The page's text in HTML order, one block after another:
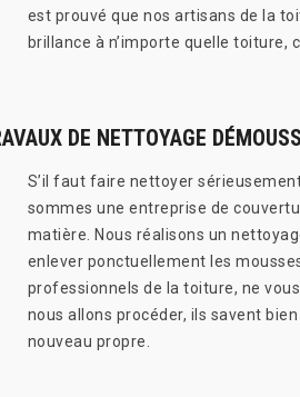
est prouvé que nos artisans de la
brillance à n’importe quelle toiture,
DE NETTOYAGE
S’il faut faire nettoyer
sommes une entreprise de
matière. Nous réalisons un
enlever ponctuellement les
professionnels de la toiture, ne
nous allons procéder, ils savent
nouveau propre.